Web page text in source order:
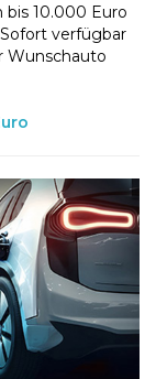
10.000 Euro
verfügbar
Wunschauto